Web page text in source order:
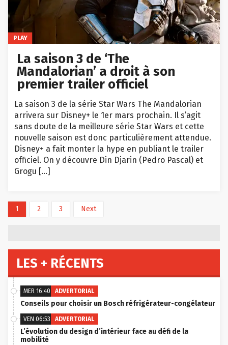
PLAY
La saison 3 de ‘The
Mandalorian’ a droit à son
premier trailer officiel
La saison 3 de la série Star Wars The Mandalorian
arrivera sur Disney+ le 1er mars prochain. Il s’agit
sans doute de la meilleure série Star Wars et cette
nouvelle saison est donc particulièrement attendue.
Disney+ a fait monter la hype en publiant le trailer
officiel. On y découvre Din Djarin (Pedro Pascal) et
Grogu […]
1 2 3 Next
LES + RÉCENTS
MER 16:40 ADVERTORIAL
Conseils pour choisir un Bosch réfrigérateur-congélateur
VEN 06:53 ADVERTORIAL
L’évolution du design d’intérieur face au défi de la
mobilité